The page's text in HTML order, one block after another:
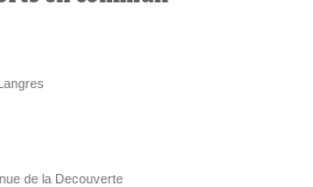
de la Decouverte